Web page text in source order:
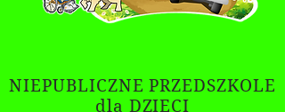
NIEPUBLICZNE PRZEDSZKOLE
dla DZIECI